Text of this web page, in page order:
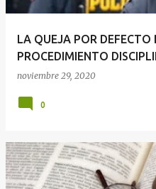
LA QUEJA POR DEFECTO
PROCEDIMIENTO
noviembre 29, 2020
0